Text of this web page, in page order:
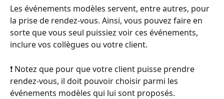
Les événements modèles servent, entre autres, pour
la prise de rendez-vous. Ainsi, vous pouvez faire en
sorte que vous seul puissiez voir ces événements,
inclure vos collègues ou votre client.
❗ Notez que pour que votre client puisse prendre
rendez-vous, il doit pouvoir choisir parmi les
événements modèles qui lui sont proposés.